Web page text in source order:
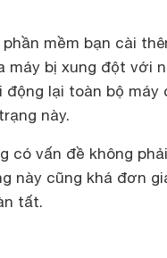
mềm bạn cài
máy bị xung đột với
lại toàn bộ máy
này.
có vấn đề không
này cũng khá đơn
tất.